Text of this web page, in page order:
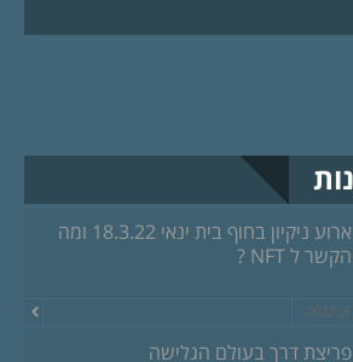
ארוע ניקיון בחוף בית ינאי 18.3.22 ומה
הקשר ל NFT ?
פריצת דרך בעולם הגלישה